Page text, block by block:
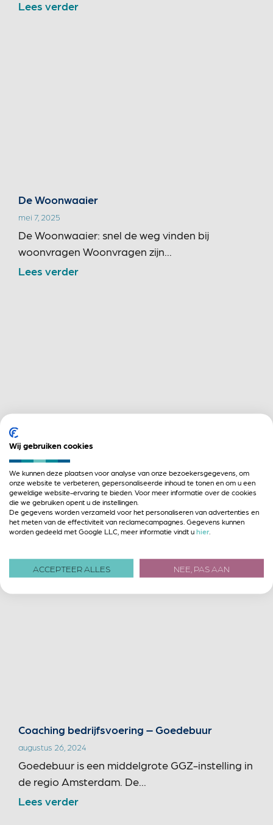
Lees verder
De Woonwaaier
mei 7, 2025
De Woonwaaier: snel de weg vinden bij
woonvragen Woonvragen zijn...
Lees verder
Begeleiding Eikenstein – NabijWonen
oktober 1, 2024
In het monumentale complex Eikenstein, een
voormalige jeugdgevangenis, worden in...
Lees verder
Coaching bedrijfsvoering – Goedebuur
augustus 26, 2024
Goedebuur is een middelgrote GGZ-instelling in
de regio Amsterdam. De...
Lees verder
Wij gebruiken cookies
We kunnen deze plaatsen voor analyse van onze bezoekersgegevens, om
onze website te verbeteren, gepersonaliseerde inhoud te tonen en om u een
geweldige website-ervaring te bieden. Voor meer informatie over de cookies
die we gebruiken opent u de instellingen.
De gegevens worden verzameld voor het personaliseren van advertenties en
het meten van de effectiviteit van reclamecampagnes. Gegevens kunnen
worden gedeeld met Google LLC, meer informatie vindt u hier.
ACCEPTEER ALLES NEE, PAS AAN